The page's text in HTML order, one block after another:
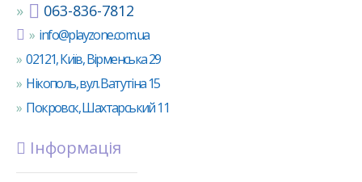
063-836-7812
info@playzone.com.ua
02121, Київ, Вірменська 29
Нікополь, вул. Ватутіна 15
Покровск, Шахтарський 11
Інформація